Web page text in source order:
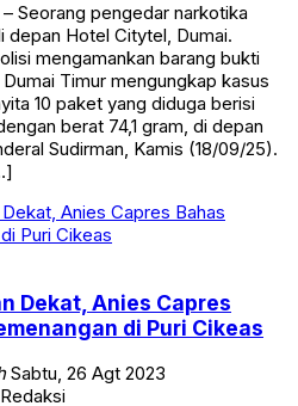
Seorang pengedar narkotika
depan Hotel Citytel, Dumai.
mengamankan barang bukti
Timur mengungkap kasus
10 paket yang diduga berisi
berat 74,1 gram, di depan
Sudirman, Kamis (18/09/25).
Dekat, Anies Capres
di Puri Cikeas
Sabtu, 26 Agt 2023